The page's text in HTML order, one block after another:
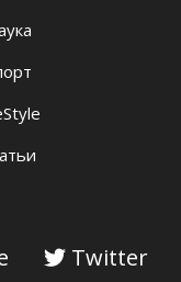
Twitter